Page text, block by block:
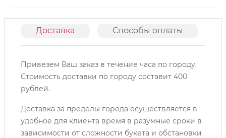
Доставка Способы оплаты
Привезем Ваш заказ в течение часа по городу.
Cтоимость доставки по городу составит 400
рублей.
Доставка за пределы города осуществляется в
удобное для клиента время в разумные сроки в
зависимости от сложности букета и обстановки